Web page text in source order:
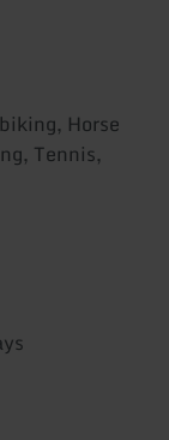
Horse
Tennis,